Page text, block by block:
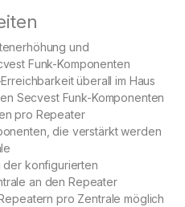
und
Funk-Komponenten
überall im Haus
Secvest Funk-Komponenten
pro Repeater
die verstärkt werden
der konfigurierten
an den Repeater
pro Zentrale möglich